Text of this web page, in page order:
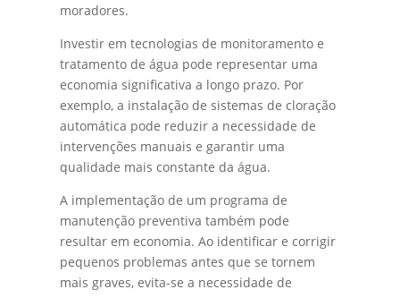
moradores.
Investir em tecnologias de monitoramento e
tratamento de água pode representar uma
economia significativa a longo prazo. Por
exemplo, a instalação de sistemas de cloração
automática pode reduzir a necessidade de
intervenções manuais e garantir uma
qualidade mais constante da água.
A implementação de um programa de
manutenção preventiva também pode
resultar em economia. Ao identificar e corrigir
pequenos problemas antes que se tornem
mais graves, evita-se a necessidade de